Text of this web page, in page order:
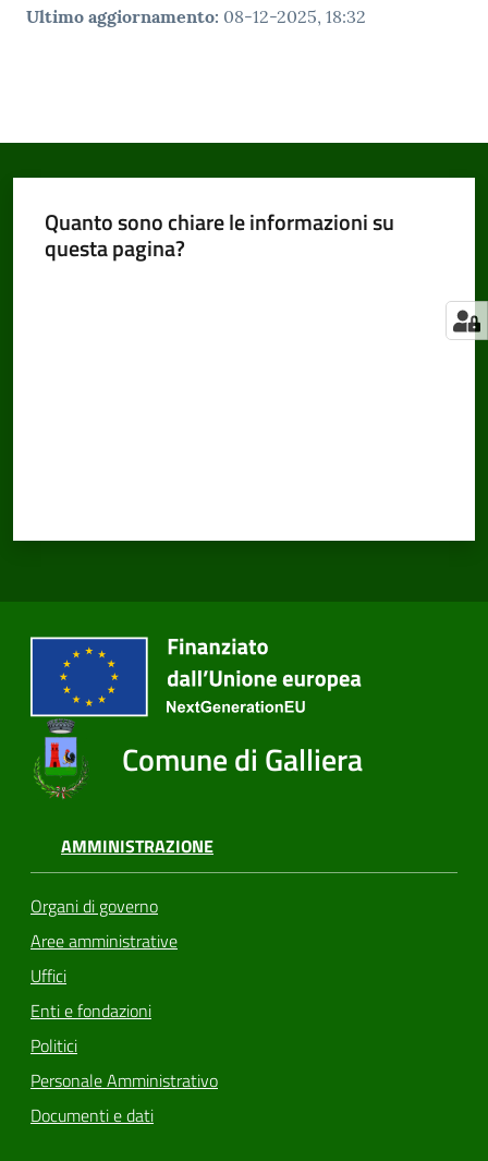
Ultimo aggiornamento: 08-12-2025, 18:32
Quanto sono chiare le informazioni su
questa pagina?
Comune di Galliera
AMMINISTRAZIONE
Organi di governo
Aree amministrative
Uffici
Enti e fondazioni
Politici
Personale Amministrativo
Documenti e dati